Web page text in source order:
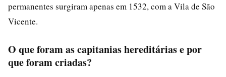
permanentes surgiram apenas em 1532, com a Vila de São
Vicente.
O que foram as capitanias hereditárias e por
que foram criadas?